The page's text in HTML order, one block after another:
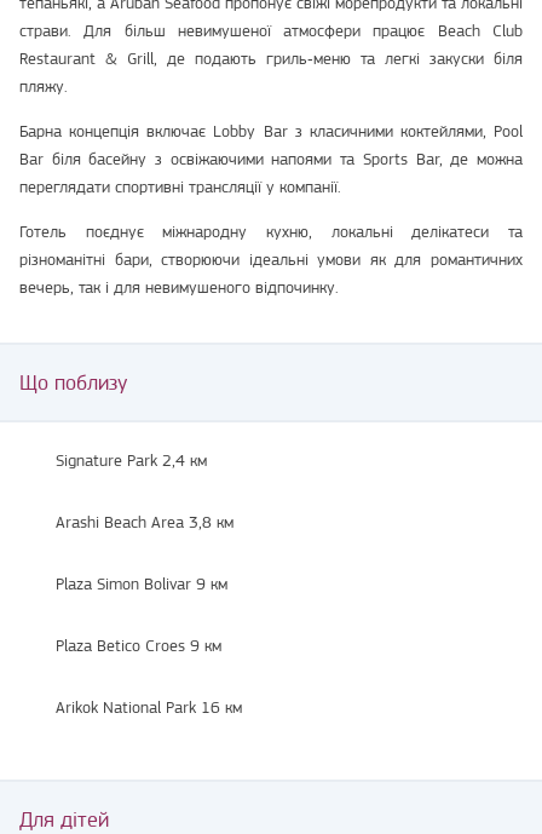
страви. Для більш невимушеної атмосфери працює Beach Club
Restaurant & Grill, де подають гриль‑меню та легкі закуски біля
пляжу.
Барна концепція включає Lobby Bar з класичними коктейлями, Pool
Bar біля басейну з освіжаючими напоями та Sports Bar, де можна
переглядати спортивні трансляції у компанії.
Готель поєднує міжнародну кухню, локальні делікатеси та
різноманітні бари, створюючи ідеальні умови як для романтичних
вечерь, так і для невимушеного відпочинку.
Що поблизу
Signature Park 2,4 км
Arashi Beach Area 3,8 км
Plaza Simon Bolivar 9 км
Plaza Betico Croes 9 км
Arikok National Park 16 км
Для дітей